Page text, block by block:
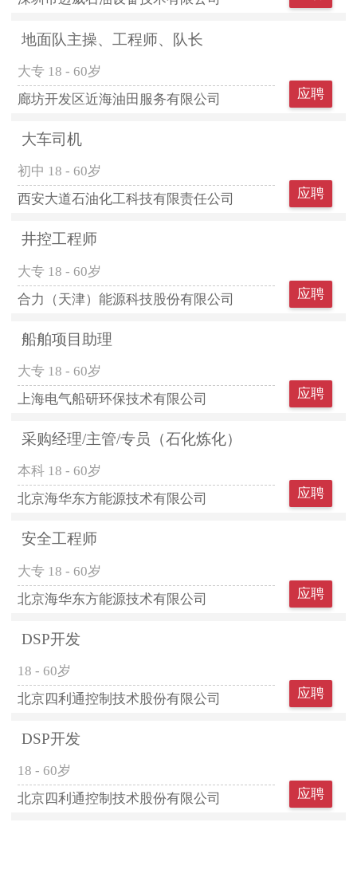
地面队主操、工程师、队长
大专 18 - 60岁
廊坊开发区近海油田服务有限公司
应聘
大车司机
初中 18 - 60岁
西安大道石油化工科技有限责任公司
应聘
井控工程师
大专 18 - 60岁
合力（天津）能源科技股份有限公司
应聘
船舶项目助理
大专 18 - 60岁
上海电气船研环保技术有限公司
应聘
采购经理/主管/专员（石化炼化）
本科 18 - 60岁
北京海华东方能源技术有限公司
应聘
安全工程师
大专 18 - 60岁
北京海华东方能源技术有限公司
应聘
DSP开发
18 - 60岁
北京四利通控制技术股份有限公司
应聘
DSP开发
18 - 60岁
北京四利通控制技术股份有限公司
应聘